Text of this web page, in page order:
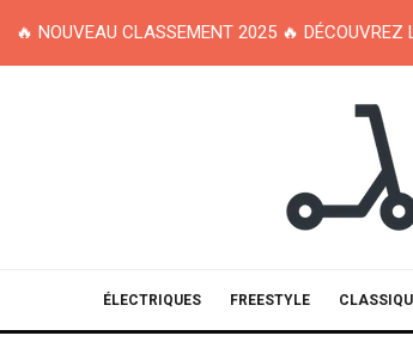
🔥 NOUVEAU CLASSEMENT 2025 🔥 DÉCOUVREZ
ÉLECTRIQUES FREESTYLE